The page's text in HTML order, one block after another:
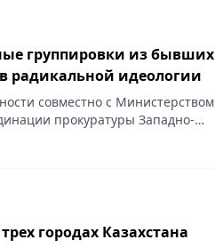
группировки из бывших
радикальной идеологии
совместно с Министерством
прокуратуры Западно-
Уральске и Аксае
городах Казахстана